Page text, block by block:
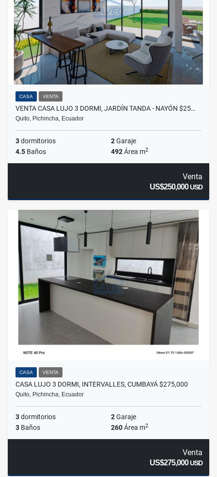
CASA VENTA
VENTA CASA LUJO 3 DORMI, JARDÍN TANDA - NAYÓN $25…
Quito, Pichincha, Ecuador
3dormitorios 2Garaje
4.5 Baños 492Área m2
Venta
US$250,000USD
CASA VENTA
CASA LUJO 3 DORMI, INTERVALLES, CUMBAYÁ $275,000
Quito, Pichincha, Ecuador
3dormitorios 2Garaje
3 Baños 260Área m2
Venta
US$275,000USD